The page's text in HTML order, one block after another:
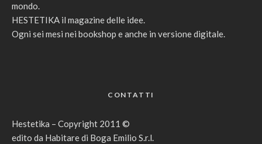
mondo.
HESTETIKA il magazine delle idee.
Ogni sei mesi nei bookshop e anche in versione digitale.
CONTATTI
Hestetika – Copyright 2011 ©
edito da Habitare di Boga Emilio S.r.l.